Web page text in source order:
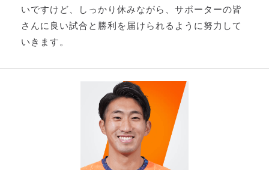
いですけど、しっかり休みながら、サポーターの皆
さんに良い試合と勝利を届けられるように努力して
いきます。